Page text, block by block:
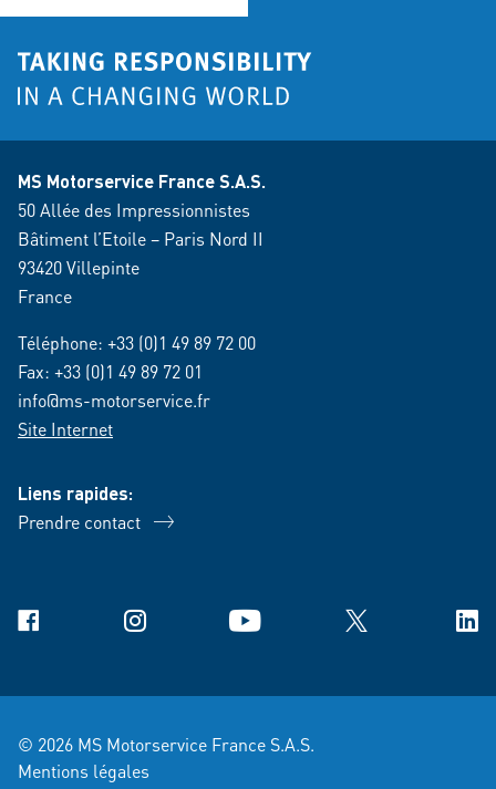
MS Motorservice France S.A.S.
50 Allée des Impressionnistes
Bâtiment l’Etoile – Paris Nord II
93420 Villepinte
France
Téléphone: +33 (0)1 49 89 72 00
Fax: +33 (0)1 49 89 72 01
info@ms-motorservice.fr
Site Internet
Liens rapides:
Prendre contact
Facebook Instagram YouTube X
© 2026 MS Motorservice France S.A.S.
Mentions légales